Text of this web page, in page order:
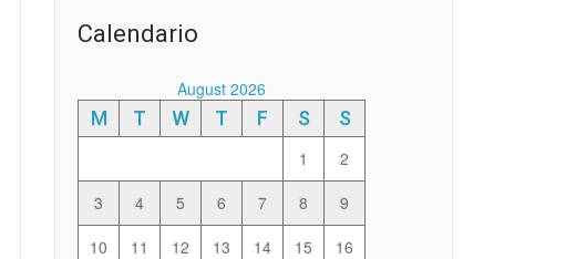
Calendario
August 2026
M T W T F S S
1
2
3
4 5 6 7 8
9
10
11 12 13 14 15
16